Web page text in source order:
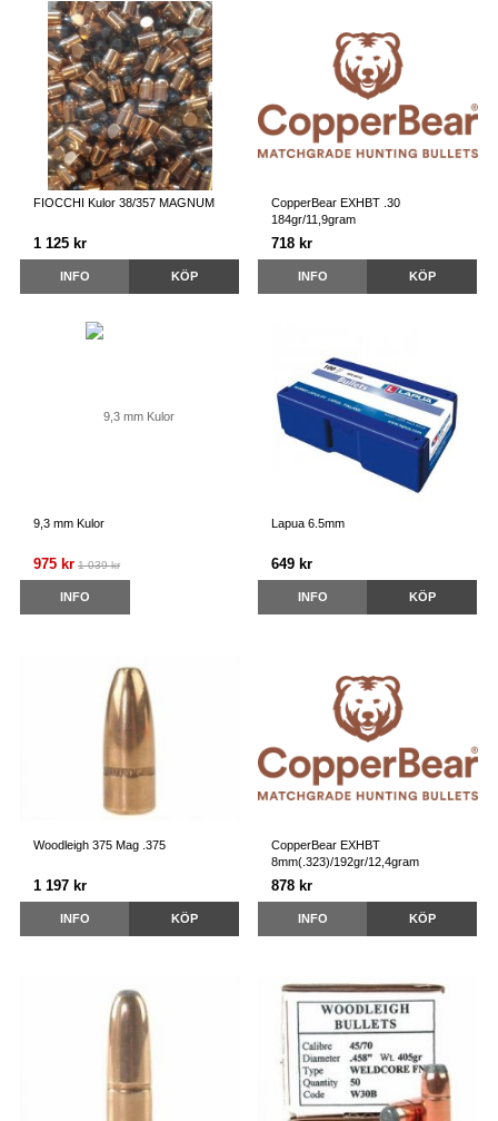
FIOCCHI Kulor 38/357 MAGNUM
1 125 kr
INFO KÖP
CopperBear EXHBT .30
184gr/11,9gram
718 kr
INFO KÖP
9,3 mm Kulor
975 kr 1 039 kr
INFO
Lapua 6.5mm
649 kr
INFO KÖP
Woodleigh 375 Mag .375
1 197 kr
INFO KÖP
CopperBear EXHBT
8mm(.323)/192gr/12,4gram
878 kr
INFO KÖP